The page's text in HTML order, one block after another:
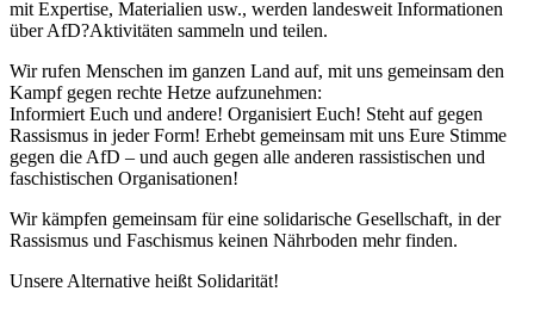
mit Expertise, Materialien usw., werden landesweit Informationen
über AfD?Aktivitäten sammeln und teilen.
Wir rufen Menschen im ganzen Land auf, mit uns gemeinsam den
Kampf gegen rechte Hetze aufzunehmen:
Informiert Euch und andere! Organisiert Euch! Steht auf gegen
Rassismus in jeder Form! Erhebt gemeinsam mit uns Eure Stimme
gegen die AfD – und auch gegen alle anderen rassistischen und
faschistischen Organisationen!
Wir kämpfen gemeinsam für eine solidarische Gesellschaft, in der
Rassismus und Faschismus keinen Nährboden mehr finden.
Unsere Alternative heißt Solidarität!